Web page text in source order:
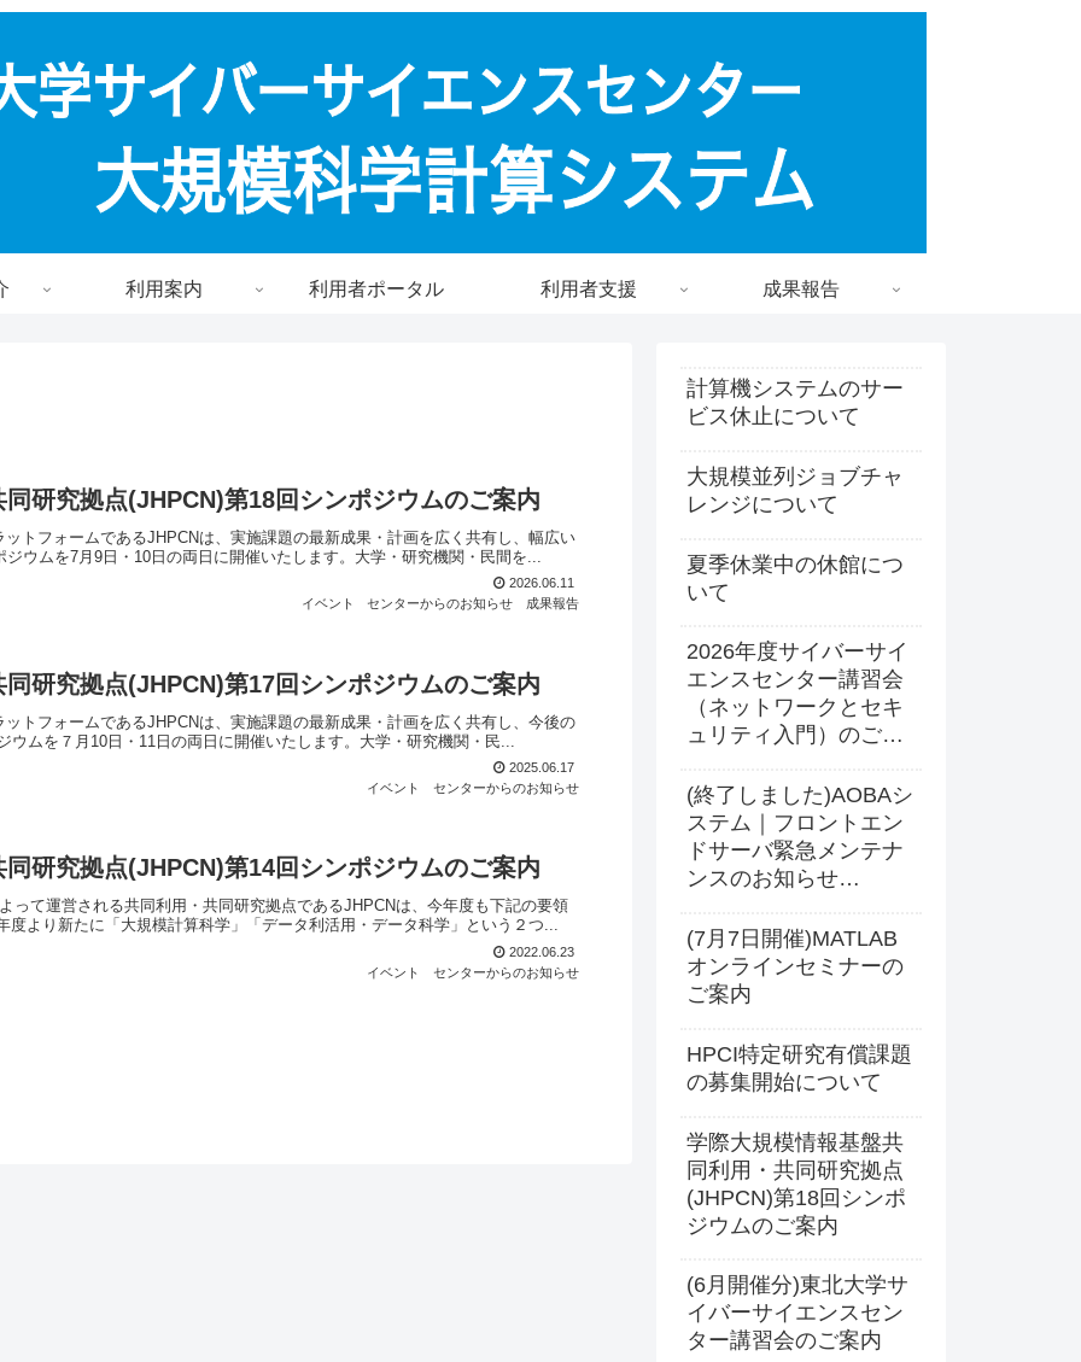
利用案内 利用者ポータル 利用者支援 成果報告
研究拠点(JHPCN)第18回シンポジウムのご案内
トフォームであるJHPCNは、実施課題の最新成果・計画を広く共有し、幅広い
ウムを7月9日・10日の両日に開催いたします。大学・研究機関・民間を...
2026.06.11
イベント
センターからのお知らせ 成果報告
研究拠点(JHPCN)第17回シンポジウムのご案内
トフォームであるJHPCNは、実施課題の最新成果・計画を広く共有し、今後の
ムを７月10日・11日の両日に開催いたします。大学・研究機関・民...
2025.06.17
イベント
センターからのお知らせ
研究拠点(JHPCN)第14回シンポジウムのご案内
って運営される共同利用・共同研究拠点であるJHPCNは、今年度も下記の要領
より新たに「大規模計算科学」「データ利活用・データ科学」という２つ...
2022.06.23
イベント
センターからのお知らせ
計算機システムのサー
ビス休止について
大規模並列ジョブチャ
レンジについて
夏季休業中の休館につ
いて
2026年度サイバーサイ
エンスセンター講習会
（ネットワークとセキ
ュリティ入門）のご案
(終了しました)AOBAシ
ステム｜フロントエン
ドサーバ緊急メンテナ
ンスのお知らせ
(7月7日開催)MATLAB
オンラインセミナーの
ご案内
HPCI特定研究有償課題
の募集開始について
学際大規模情報基盤共
同利用・共同研究拠点
(JHPCN)第18回シンポ
ジウムのご案内
(6月開催分)東北大学サ
イバーサイエンスセン
ター講習会のご案内